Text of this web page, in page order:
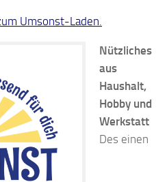
Umsonst-Laden.
Nützliches
aus
Haushalt,
Hobby und
Werkstatt
Des einen